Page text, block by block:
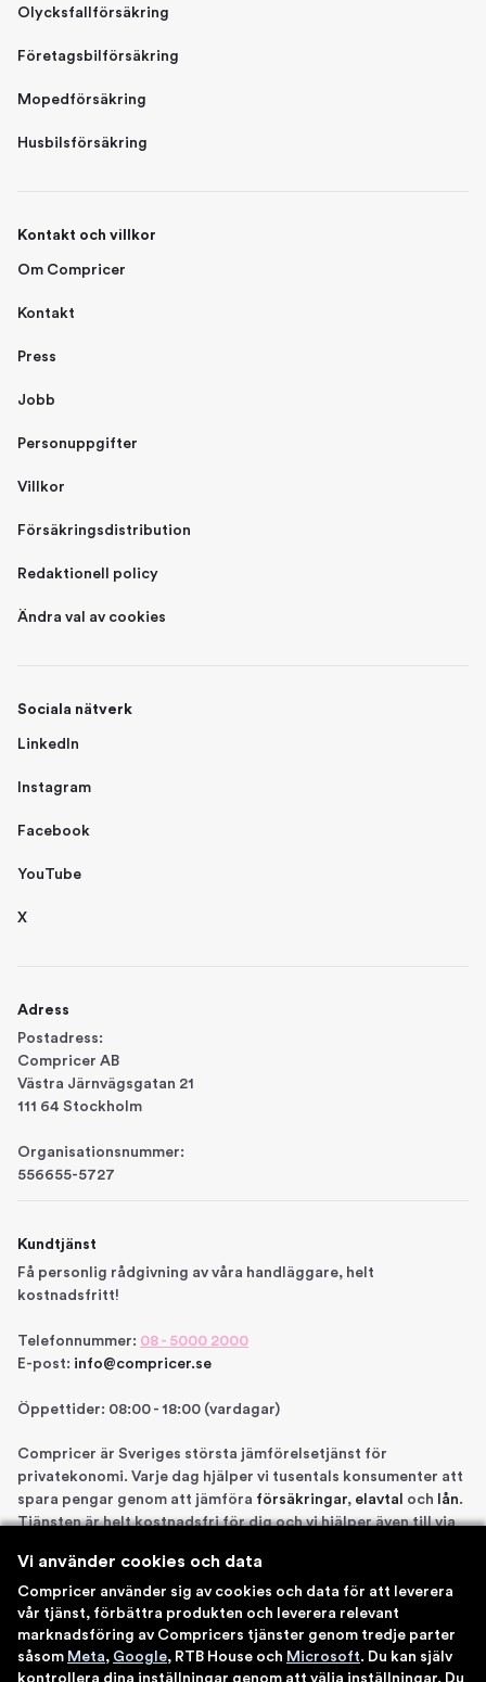
Olycksfallförsäkring
Företagsbilförsäkring
Mopedförsäkring
Husbilsförsäkring
Kontakt och villkor
Om Compricer
Kontakt
Press
Jobb
Personuppgifter
Villkor
Försäkringsdistribution
Redaktionell policy
Ändra val av cookies
Sociala nätverk
LinkedIn
Instagram
Facebook
YouTube
X
Adress
Postadress:
Compricer AB
Västra Järnvägsgatan 21
111 64 Stockholm
Organisationsnummer:
556655-5727
Kundtjänst
Få personlig rådgivning av våra handläggare, helt
kostnadsfritt!
Telefonnummer: 08 - 5000 2000
E-post: info@compricer.se
Öppettider: 08:00 - 18:00 (vardagar)
Compricer är Sveriges största jämförelsetjänst för
privatekonomi. Varje dag hjälper vi tusentals konsumenter att
spara pengar genom att jämföra försäkringar, elavtal och lån.
Tjänsten är helt kostnadsfri för dig och vi hjälper även till via
försäkringsdistributör hos Bolagsverket samt står under
Finansinspektionens tillsyn. Åtta gånger har vi blivit utsedda
till en av Sveriges 100 bästa sajter av IDG. Du kan känna dig
trygg med att använda våra tjänster.
Vi använder cookies och data
Compricer använder sig av cookies och data för att leverera
vår tjänst, förbättra produkten och leverera relevant
marknadsföring av Compricers tjänster genom tredje parter
såsom Meta, Google, RTB House och Microsoft. Du kan själv
kontrollera dina inställningar genom att välja inställningar. Du